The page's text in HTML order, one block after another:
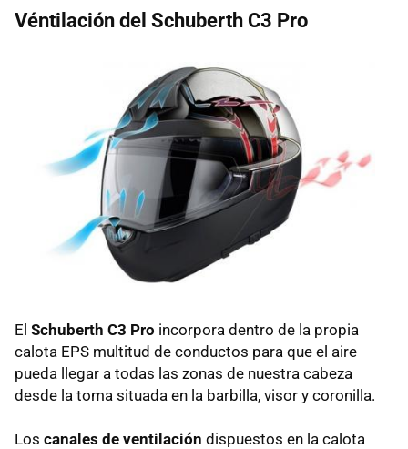
Véntilación del Schuberth C3 Pro
El Schuberth C3 Pro incorpora dentro de la propia
calota EPS multitud de conductos para que el aire
pueda llegar a todas las zonas de nuestra cabeza
desde la toma situada en la barbilla, visor y coronilla.
Los canales de ventilación dispuestos en la calota